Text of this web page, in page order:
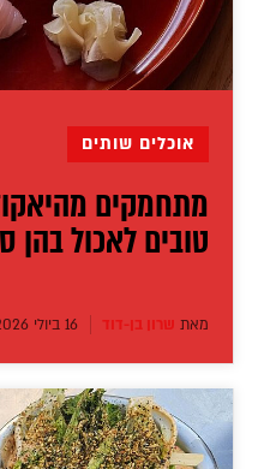
© יובל סיגלר
Powered byRGB Media
אוכלים שותים
טובים לאכול בהן
מאת שרון בן-דוד 16 ביולי 2026